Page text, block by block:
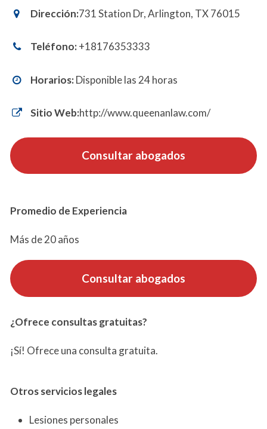
Dirección:731 Station Dr, Arlington, TX 76015
Teléfono:+18176353333
Horarios:Disponible las 24 horas
Sitio Web:http://www.queenanlaw.com/
Consultar abogados
Promedio de Experiencia
Más de 20 años
Consultar abogados
¿Ofrece consultas gratuitas?
¡Sí! Ofrece una consulta gratuita.
Otros servicioslegales
Lesiones personales